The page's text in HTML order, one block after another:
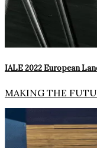
IALE 2022 European
MAKING THE